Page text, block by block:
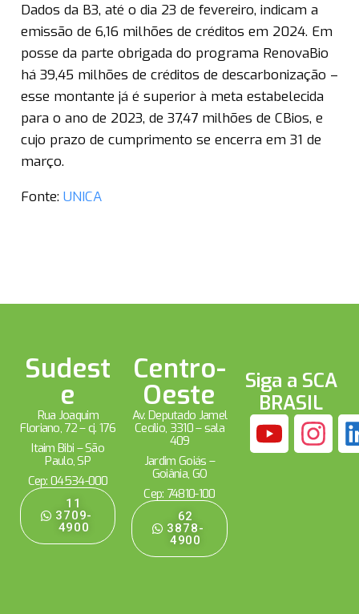
Dados da B3, até o dia 23 de fevereiro, indicam a
emissão de 6,16 milhões de créditos em 2024. Em
posse da parte obrigada do programa RenovaBio
há 39,45 milhões de créditos de descarbonização –
esse montante já é superior à meta estabelecida
para o ano de 2023, de 37,47 milhões de CBios, e
cujo prazo de cumprimento se encerra em 31 de
março.
Fonte: UNICA
Sudest
e
Rua Joaquim
Floriano, 72 – cj. 176
Itaim Bibi – São
Paulo, SP
Cep: 04534-000
11
3709-
4900
Centro-
Oeste
Av. Deputado Jamel
Cecílio, 3310 – sala
409
Jardim Goiás –
Goiânia, GO
Cep: 74810-100
62
3878-
4900
Siga a SCA
BRASIL